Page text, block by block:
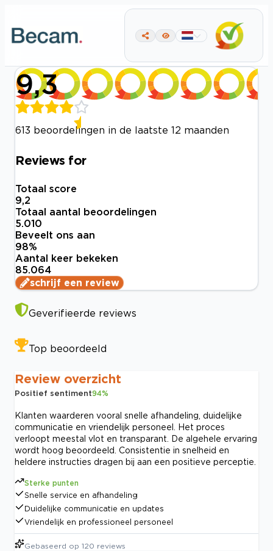
9,3
613 beoordelingen in de laatste 12 maanden
Reviews for
Totaal score
9,2
Totaal aantal beoordelingen
5.010
Beveelt ons aan
98%
Aantal keer bekeken
85.064
schrijf een review
Geverifieerde reviews
Top beoordeeld
Review overzicht
Positief sentiment94%
Klanten waarderen vooral snelle afhandeling, duidelijke
communicatie en vriendelijk personeel. Het proces
verloopt meestal vlot en transparant. De algehele ervaring
wordt hoog beoordeeld. Consistentie in snelheid en
heldere instructies dragen bij aan een positieve perceptie.
Sterke punten
Snelle service en afhandeling
Duidelijke communicatie en updates
Vriendelijk en professioneel personeel
Gebaseerd op 120 reviews